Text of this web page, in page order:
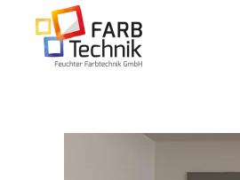
Zum Hauptinhalt springen